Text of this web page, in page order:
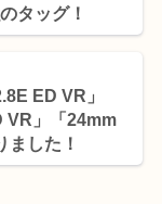
タッグ！
ED VR」
VR」「24mm
ました！